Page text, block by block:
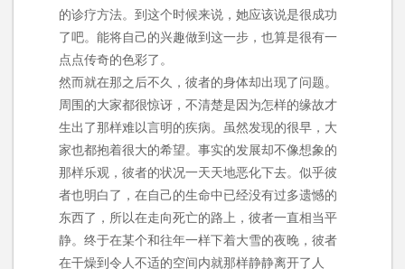
的诊疗方法。到这个时候来说，她应该说是很成功
了吧。能将自己的兴趣做到这一步，也算是很有一
点点传奇的色彩了。
然而就在那之后不久，彼者的身体却出现了问题。
周围的大家都很惊讶，不清楚是因为怎样的缘故才
生出了那样难以言明的疾病。虽然发现的很早，大
家也都抱着很大的希望。事实的发展却不像想象的
那样乐观，彼者的状况一天天地恶化下去。似乎彼
者也明白了，在自己的生命中已经没有过多遗憾的
东西了，所以在走向死亡的路上，彼者一直相当平
静。终于在某个和往年一样下着大雪的夜晚，彼者
在干燥到令人不适的空间内就那样静静离开了人